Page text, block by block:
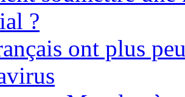
?
ont plus